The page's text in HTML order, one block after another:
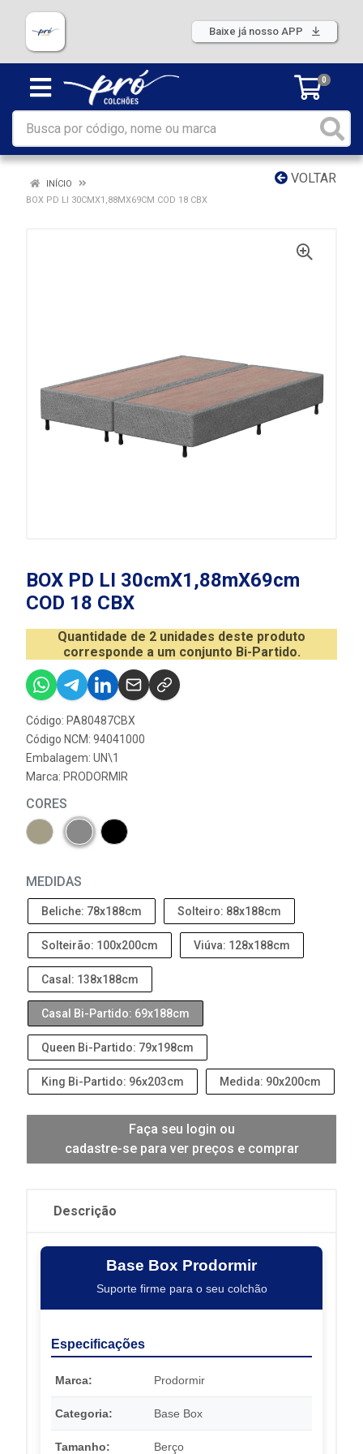
Baixe já nosso APP
0
VOLTAR
INÍCIO
BOX PD LI 30CMX1,88MX69CM COD 18 CBX
BOX PD LI 30cmX1,88mX69cm
COD 18 CBX
Quantidade de 2 unidades deste produto
corresponde a um conjunto Bi-Partido.
Código: PA80487CBX
Código NCM: 94041000
Embalagem: UN\1
Marca: PRODORMIR
CORES
MEDIDAS
Beliche: 78x188cm Solteiro: 88x188cm
Solteirão: 100x200cm Viúva: 128x188cm
Casal: 138x188cm
Casal Bi-Partido: 69x188cm
Queen Bi-Partido: 79x198cm
King Bi-Partido: 96x203cm Medida: 90x200cm
Faça seu login ou
cadastre-se para ver preços e comprar
Descrição
Base Box Prodormir
Suporte firme para o seu colchão
Especificações
Marca: Prodormir
Categoria: Base Box
Tamanho: Berço